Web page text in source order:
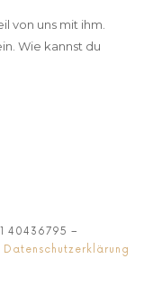
von uns mit ihm.
Wie kannst du
40436795 –
Datenschutzerklärung